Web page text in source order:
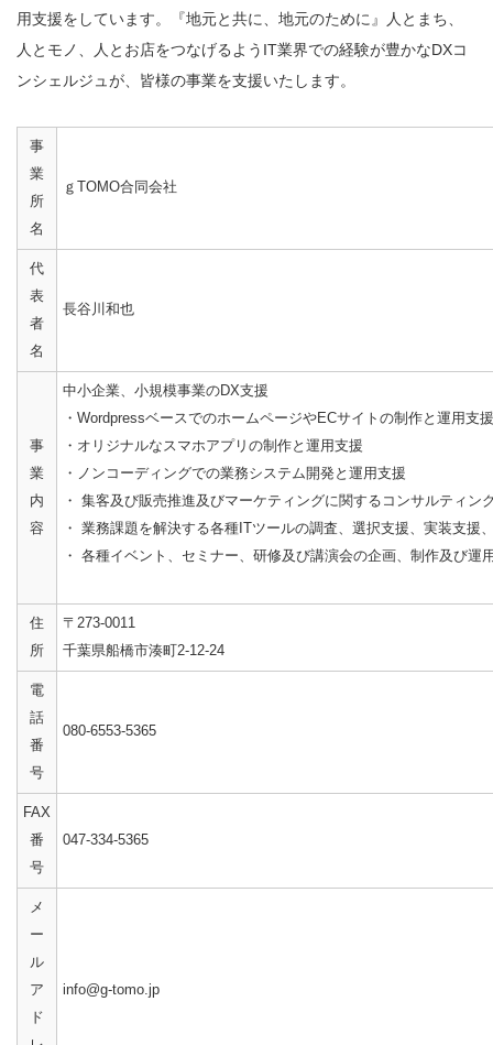
用支援をしています。『地元と共に、地元のために』人とまち、
人とモノ、人とお店をつなげるようIT業界での経験が豊かなDXコ
ンシェルジュが、皆様の事業を支援いたします。
事
業
所
名
ｇTOMO合同会社
代
表
者
名
長谷川和也
事
業
内
容
中小企業、小規模事業のDX支援
・WordpressベースでのホームページやECサイトの制作と運用支援
・オリジナルなスマホアプリの制作と運用支援
・ノンコーディングでの業務システム開発と運用支援
・ 集客及び販売推進及びマーケティングに関するコンサルティン
・ 業務課題を解決する各種ITツールの調査、選択支援、実装支援
・ 各種イベント、セミナー、研修及び講演会の企画、制作及び運
住
所
〒273-0011
千葉県船橋市湊町2-12-24
電
話
番
号
080-6553-5365
FAX
番
号
047-334-5365
メ
ー
ル
ア
ド
info@g-tomo.jp